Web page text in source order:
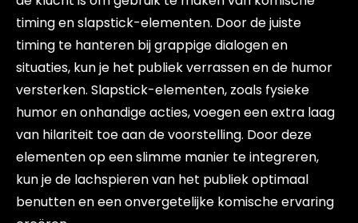
timing en slapstick-elementen. Door de juiste
timing te hanteren bij grappige dialogen en
situaties, kun je het publiek verrassen en de humor
versterken. Slapstick-elementen, zoals fysieke
humor en onhandige acties, voegen een extra laag
van hilariteit toe aan de voorstelling. Door deze
elementen op een slimme manier te integreren,
kun je de lachspieren van het publiek optimaal
benutten en een onvergetelijke komische ervaring